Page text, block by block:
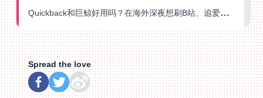
Quickback和巨鲸好用吗？在海外深夜想刷B站、追爱奇艺的你，或许正需要这份答案
Spread the love